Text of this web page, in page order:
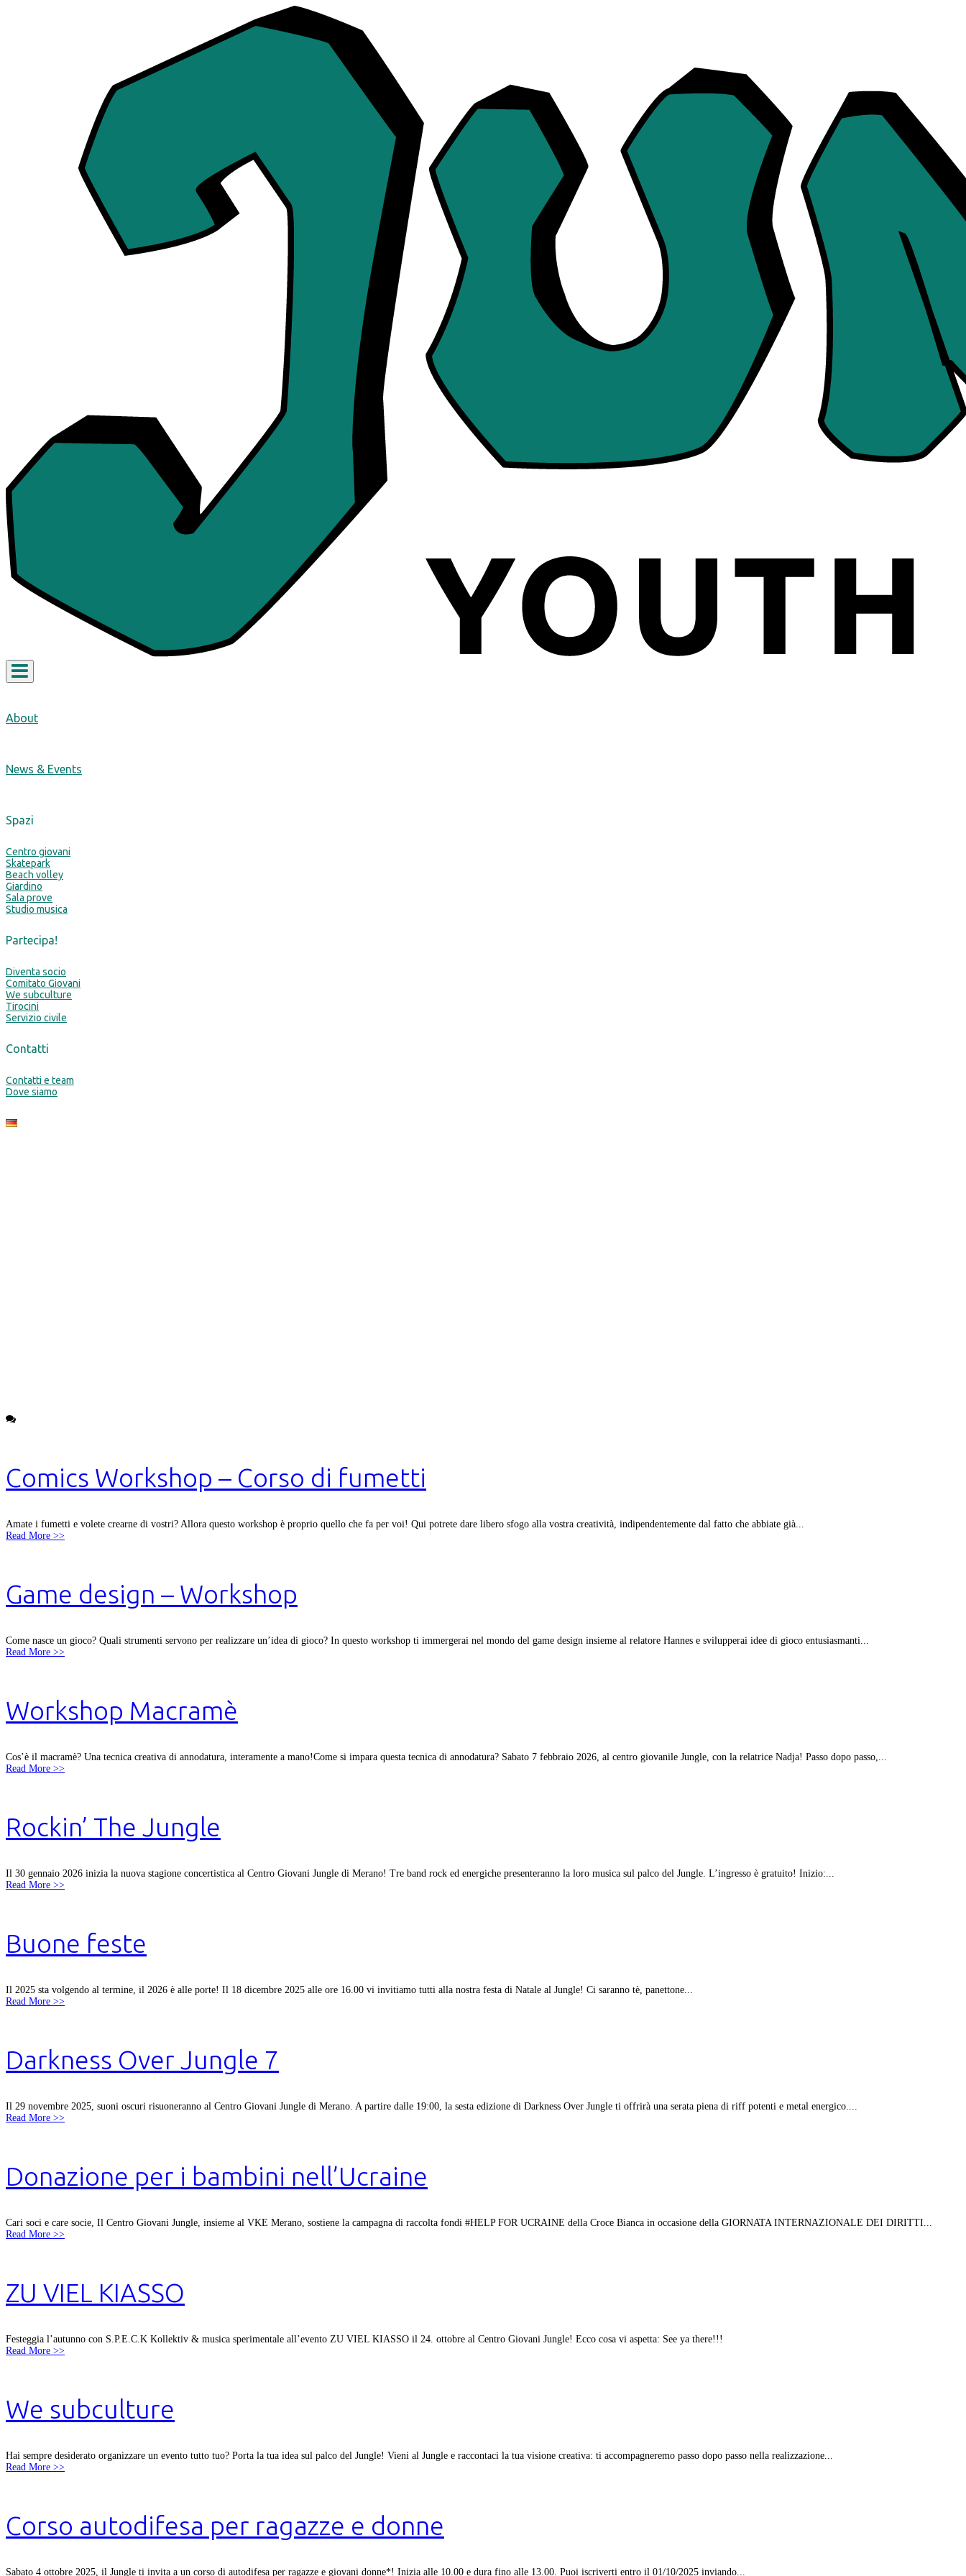
Toggle navigation
About
News & Events
Spazi
Centro giovani
Skatepark
Beach volley
Giardino
Sala prove
Studio musica
Partecipa!
Diventa socio
Comitato Giovani
We subculture
Tirocini
Servizio civile
Contatti
Contatti e team
Dove siamo
Comics Workshop – Corso di fumetti
Amate i fumetti e volete crearne di vostri? Allora questo workshop è proprio quello che fa per voi! Qui potrete dare libero sfogo alla vostra creatività, indipendentemente dal fatto che abbiate già...
Read More >>
Game design – Workshop
Come nasce un gioco? Quali strumenti servono per realizzare un’idea di gioco? In questo workshop ti immergerai nel mondo del game design insieme al relatore Hannes e svilupperai idee di gioco entusiasmanti...
Read More >>
Workshop Macramè
Cos’è il macramè? Una tecnica creativa di annodatura, interamente a mano!Come si impara questa tecnica di annodatura? Sabato 7 febbraio 2026, al centro giovanile Jungle, con la relatrice Nadja! Passo dopo passo,...
Read More >>
Rockin’ The Jungle
Il 30 gennaio 2026 inizia la nuova stagione concertistica al Centro Giovani Jungle di Merano! Tre band rock ed energiche presenteranno la loro musica sul palco del Jungle. L’ingresso è gratuito! Inizio:...
Read More >>
Buone feste
Il 2025 sta volgendo al termine, il 2026 è alle porte! Il 18 dicembre 2025 alle ore 16.00 vi invitiamo tutti alla nostra festa di Natale al Jungle! Ci saranno tè, panettone...
Read More >>
Darkness Over Jungle 7
Il 29 novembre 2025, suoni oscuri risuoneranno al Centro Giovani Jungle di Merano. A partire dalle 19:00, la sesta edizione di Darkness Over Jungle ti offrirà una serata piena di riff potenti e metal energico....
Read More >>
Donazione per i bambini nell’Ucraine
Cari soci e care socie, Il Centro Giovani Jungle, insieme al VKE Merano, sostiene la campagna di raccolta fondi #HELP FOR UCRAINE della Croce Bianca in occasione della GIORNATA INTERNAZIONALE DEI DIRITTI...
Read More >>
ZU VIEL KIASSO
Festeggia l’autunno con S.P.E.C.K Kollektiv & musica sperimentale all’evento ZU VIEL KIASSO il 24. ottobre al Centro Giovani Jungle! Ecco cosa vi aspetta: See ya there!!!
Read More >>
We subculture
Hai sempre desiderato organizzare un evento tutto tuo? Porta la tua idea sul palco del Jungle! Vieni al Jungle e raccontaci la tua visione creativa: ti accompagneremo passo dopo passo nella realizzazione...
Read More >>
Corso autodifesa per ragazze e donne
Sabato 4 ottobre 2025, il Jungle ti invita a un corso di autodifesa per ragazze e giovani donne*! Inizia alle 10.00 e dura fino alle 13.00. Puoi iscriverti entro il 01/10/2025 inviando...